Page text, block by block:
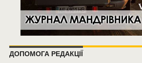
ДОПОМОГА РЕДАКЦІЇ